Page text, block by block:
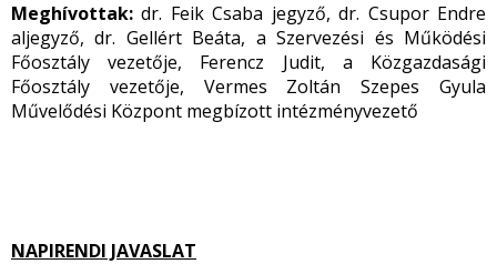
Meghívottak: dr. Feik Csaba jegyző, dr. Csupor Endre
aljegyző, dr. Gellért Beáta, a Szervezési és Működési
Főosztály vezetője, Ferencz Judit, a Közgazdasági
Főosztály vezetője, Vermes Zoltán Szepes Gyula
Művelődési Központ megbízott intézményvezető
NAPIRENDI JAVASLAT